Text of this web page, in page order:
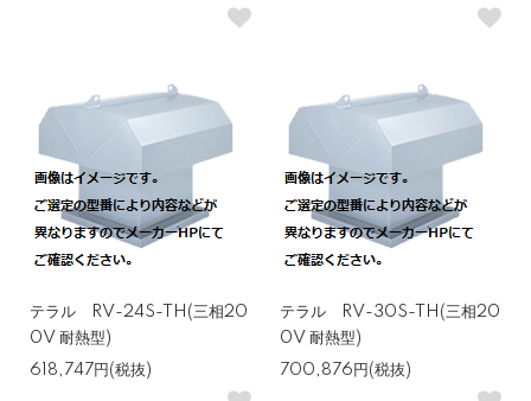
テラル RV-24S-TH(三相20
0V 耐熱型)
618,747円(税抜)
テラル RV-30S-TH(三相20
0V 耐熱型)
700,876円(税抜)